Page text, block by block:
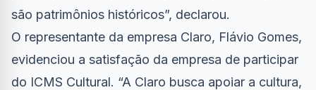
são patrimônios históricos”, declarou.
O representante da empresa Claro, Flávio Gomes,
evidenciou a satisfação da empresa de participar
do ICMS Cultural. “A Claro busca apoiar a cultura,